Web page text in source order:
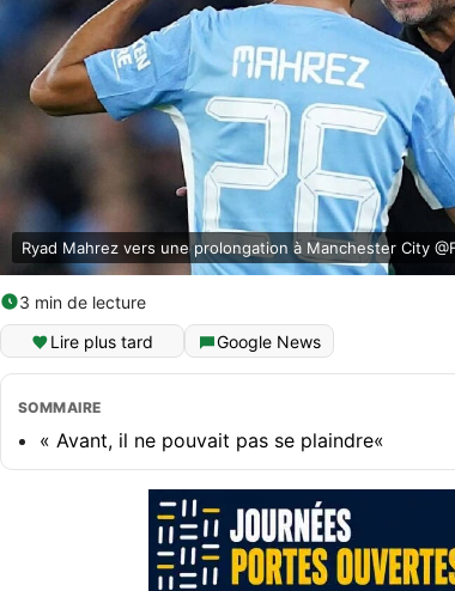
Ryad Mahrez vers une prolongation à Manchester City
3 min de lecture
Lire plus tard
Google News
SOMMAIRE
« Avant, il ne pouvait pas se plaindre«